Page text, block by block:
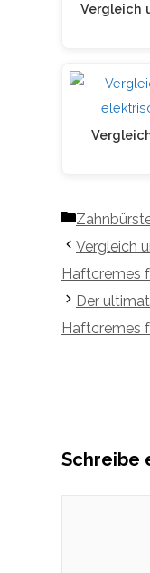
Vergleich
Kategorien
Vergleich
Haftcremes
Der
Haftcremes
Schreibe